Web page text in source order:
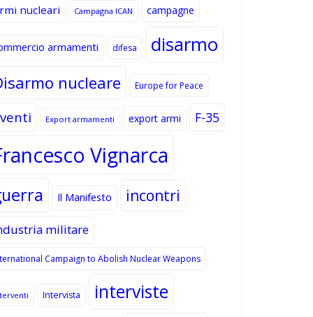
nucleari Campagna ICAN campagne
armamenti difesa disarmo
nucleare Europe for Peace
Export armamenti export armi F-35
Vignarca
Il Manifesto incontri
militare
Campaign to Abolish Nuclear Weapons
Intervista interviste